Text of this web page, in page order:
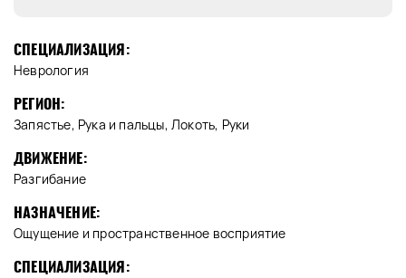
СПЕЦИАЛИЗАЦИЯ:
Неврология
РЕГИОН:
Запястье, Рука и пальцы, Локоть, Руки
ДВИЖЕНИЕ:
Разгибание
НАЗНАЧЕНИЕ:
Ощущение и пространственное восприятие
СПЕЦИАЛИЗАЦИЯ: